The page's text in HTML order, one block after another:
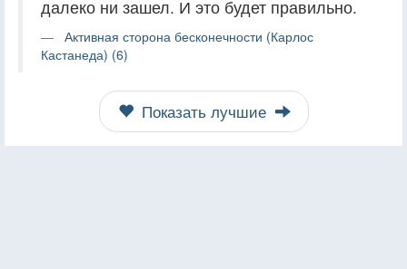
далеко ни зашел. И это будет правильно.
Активная сторона бесконечности (Карлос
Кастанеда) (6)
Показать лучшие